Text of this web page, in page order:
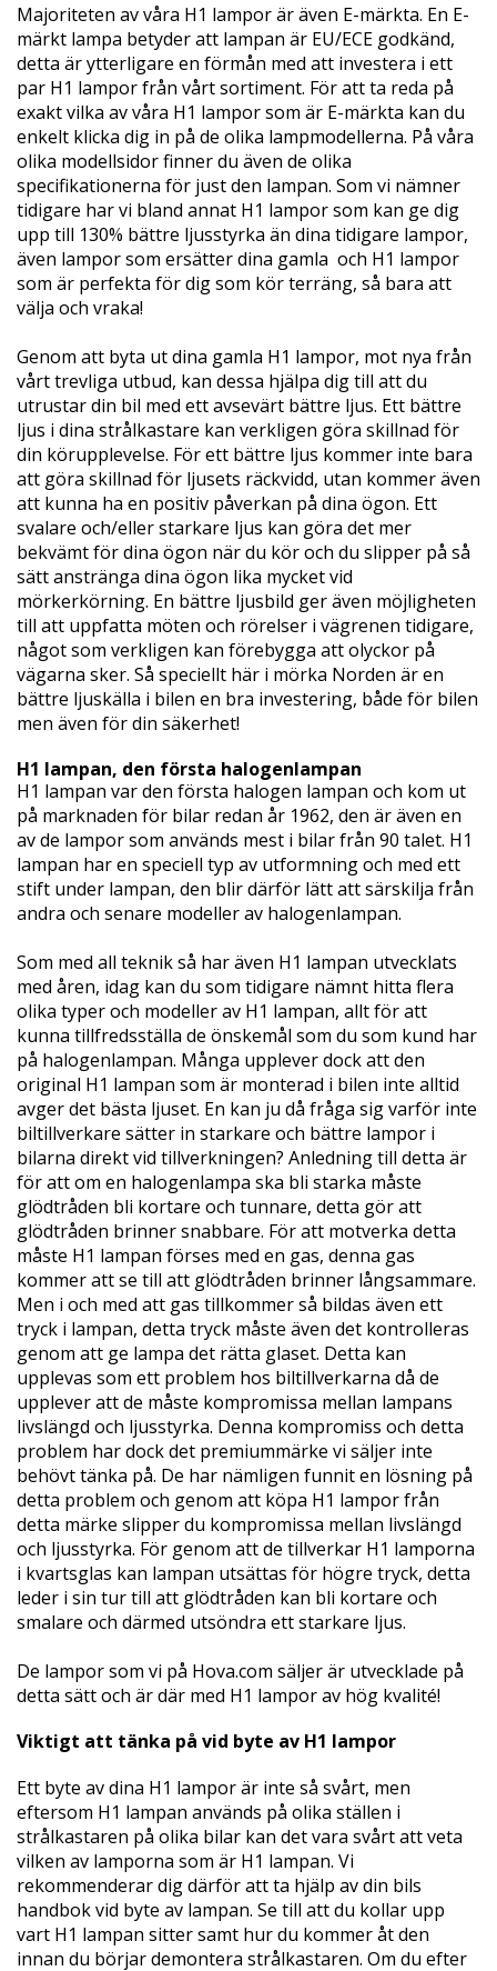
Majoriteten av våra H1 lampor är även E-märkta. En E-
märkt lampa betyder att lampan är EU/ECE godkänd,
detta är ytterligare en förmån med att investera i ett
par H1 lampor från vårt sortiment. För att ta reda på
exakt vilka av våra H1 lampor som är E-märkta kan du
enkelt klicka dig in på de olika lampmodellerna. På våra
olika modellsidor finner du även de olika
specifikationerna för just den lampan. Som vi nämner
tidigare har vi bland annat H1 lampor som kan ge dig
upp till 130% bättre ljusstyrka än dina tidigare lampor,
även lampor som ersätter dina gamla och H1 lampor
som är perfekta för dig som kör terräng, så bara att
välja och vraka!
Genom att byta ut dina gamla H1 lampor, mot nya från
vårt trevliga utbud, kan dessa hjälpa dig till att du
utrustar din bil med ett avsevärt bättre ljus. Ett bättre
ljus i dina strålkastare kan verkligen göra skillnad för
din körupplevelse. För ett bättre ljus kommer inte bara
att göra skillnad för ljusets räckvidd, utan kommer även
att kunna ha en positiv påverkan på dina ögon. Ett
svalare och/eller starkare ljus kan göra det mer
bekvämt för dina ögon när du kör och du slipper på så
sätt anstränga dina ögon lika mycket vid
mörkerkörning. En bättre ljusbild ger även möjligheten
till att uppfatta möten och rörelser i vägrenen tidigare,
något som verkligen kan förebygga att olyckor på
vägarna sker. Så speciellt här i mörka Norden är en
bättre ljuskälla i bilen en bra investering, både för bilen
men även för din säkerhet!
H1 lampan, den första halogenlampan
H1 lampan var den första halogen lampan och kom ut
på marknaden för bilar redan år 1962, den är även en
av de lampor som används mest i bilar från 90 talet. H1
lampan har en speciell typ av utformning och med ett
stift under lampan, den blir därför lätt att särskilja från
andra och senare modeller av halogenlampan.
Som med all teknik så har även H1 lampan utvecklats
med åren, idag kan du som tidigare nämnt hitta flera
olika typer och modeller av H1 lampan, allt för att
kunna tillfredsställa de önskemål som du som kund har
på halogenlampan. Många upplever dock att den
original H1 lampan som är monterad i bilen inte alltid
avger det bästa ljuset. En kan ju då fråga sig varför inte
biltillverkare sätter in starkare och bättre lampor i
bilarna direkt vid tillverkningen? Anledning till detta är
för att om en halogenlampa ska bli starka måste
glödtråden bli kortare och tunnare, detta gör att
glödtråden brinner snabbare. För att motverka detta
måste H1 lampan förses med en gas, denna gas
kommer att se till att glödtråden brinner långsammare.
Men i och med att gas tillkommer så bildas även ett
tryck i lampan, detta tryck måste även det kontrolleras
genom att ge lampa det rätta glaset. Detta kan
upplevas som ett problem hos biltillverkarna då de
upplever att de måste kompromissa mellan lampans
livslängd och ljusstyrka. Denna kompromiss och detta
problem har dock det premiummärke vi säljer inte
behövt tänka på. De har nämligen funnit en lösning på
detta problem och genom att köpa H1 lampor från
detta märke slipper du kompromissa mellan livslängd
och ljusstyrka. För genom att de tillverkar H1 lamporna
i kvartsglas kan lampan utsättas för högre tryck, detta
leder i sin tur till att glödtråden kan bli kortare och
smalare och därmed utsöndra ett starkare ljus.
De lampor som vi på Hova.com säljer är utvecklade på
detta sätt och är där med H1 lampor av hög kvalité!
Viktigt att tänka på vid byte av H1 lampor
Ett byte av dina H1 lampor är inte så svårt, men
eftersom H1 lampan används på olika ställen i
strålkastaren på olika bilar kan det vara svårt att veta
vilken av lamporna som är H1 lampan. Vi
rekommenderar dig därför att ta hjälp av din bils
handbok vid byte av lampan. Se till att du kollar upp
vart H1 lampan sitter samt hur du kommer åt den
innan du börjar demontera strålkastaren. Om du efter